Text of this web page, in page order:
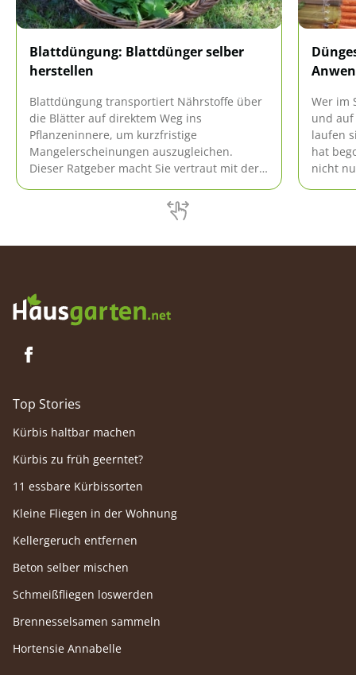
Blattdüngung: Blattdünger selber
herstellen
Blattdüngung transportiert Nährstoffe über
die Blätter auf direktem Weg ins
Pflanzeninnere, um kurzfristige
Mangelerscheinungen auszugleichen.
Dieser Ratgeber macht Sie vertraut mit der
der Nährstoffaufnahme ist mit Risiken
verbunden. Unsere praxiserprobte
Wer im
und auf
laufen
hat
nicht
Top Stories
Kürbis haltbar machen
Kürbis zu früh geerntet?
11 essbare Kürbissorten
Kleine Fliegen in der Wohnung
Kellergeruch entfernen
Beton selber mischen
Schmeißfliegen loswerden
Brennesselsamen sammeln
Hortensie Annabelle